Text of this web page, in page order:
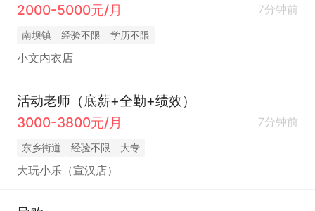
2000-5000元/月
7分钟前
南坝镇 经验不限 学历不限
小文内衣店
活动老师（底薪+全勤+绩效）
3000-3800元/月
7分钟前
东乡街道 经验不限 大专
大玩小乐（宣汉店）